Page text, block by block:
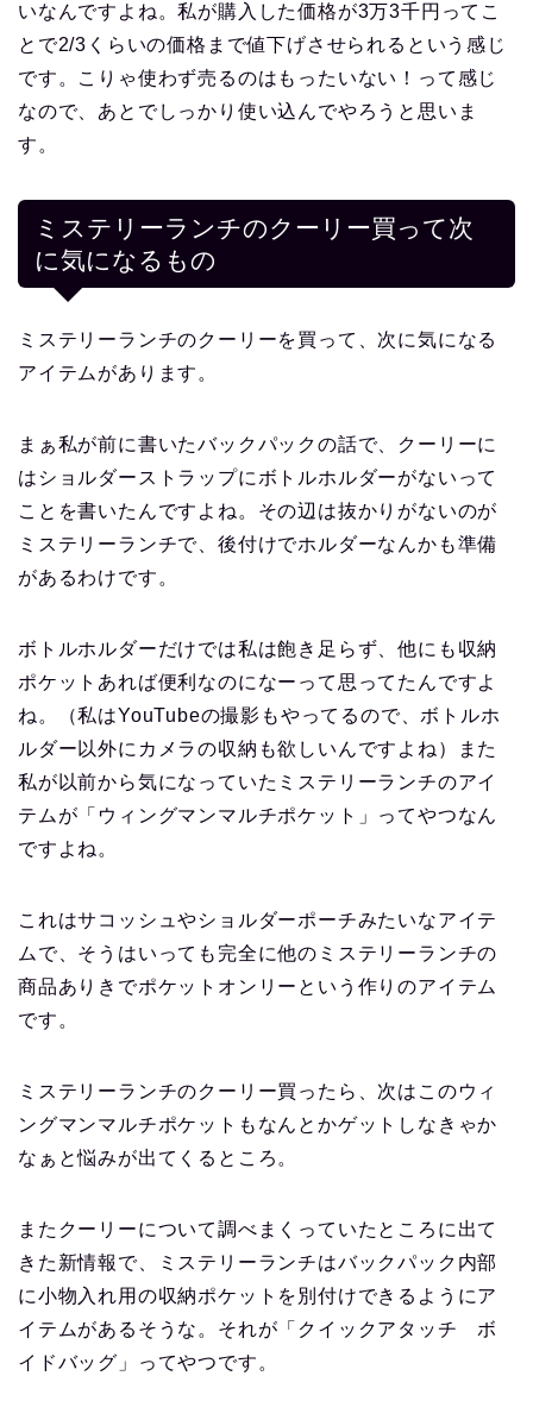
いなんですよね。私が購入した価格が3万3千円ってこ
とで2/3くらいの価格まで値下げさせられるという感じ
です。こりゃ使わず売るのはもったいない！って感じ
なので、あとでしっかり使い込んでやろうと思いま
す。
ミステリーランチのクーリー買って次
に気になるもの
ミステリーランチのクーリーを買って、次に気になる
アイテムがあります。
まぁ私が前に書いたバックパックの話で、クーリーに
はショルダーストラップにボトルホルダーがないって
ことを書いたんですよね。その辺は抜かりがないのが
ミステリーランチで、後付けでホルダーなんかも準備
があるわけです。
ボトルホルダーだけでは私は飽き足らず、他にも収納
ポケットあれば便利なのになーって思ってたんですよ
ね。（私はYouTubeの撮影もやってるので、ボトルホ
ルダー以外にカメラの収納も欲しいんですよね）また
私が以前から気になっていたミステリーランチのアイ
テムが「ウィングマンマルチポケット」ってやつなん
ですよね。
これはサコッシュやショルダーポーチみたいなアイテ
ムで、そうはいっても完全に他のミステリーランチの
商品ありきでポケットオンリーという作りのアイテム
です。
ミステリーランチのクーリー買ったら、次はこのウィ
ングマンマルチポケットもなんとかゲットしなきゃか
なぁと悩みが出てくるところ。
またクーリーについて調べまくっていたところに出て
きた新情報で、ミステリーランチはバックパック内部
に小物入れ用の収納ポケットを別付けできるようにア
イテムがあるそうな。それが「クイックアタッチ ボ
イドバッグ」ってやつです。